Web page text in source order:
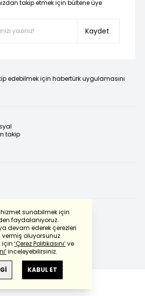
sunabilmek için
faydalanıyoruz.
devam ederek çerezleri
oluyorsunuz.
için ‘Çerez Politikasını’ve
inceleyebilirsiniz.
KABUL ET
takip etmek için bültene üye
Kaydet
edebilmek için habertürk uygulamasını
takip
Translate
kullanılmıştır.
haberturk.com
değildir.